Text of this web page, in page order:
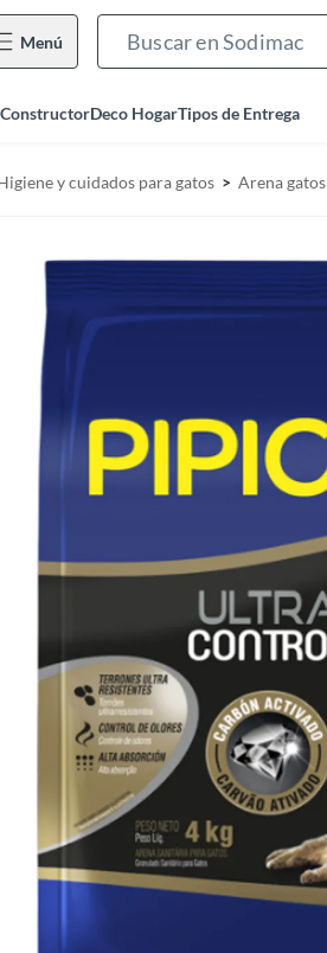
Menú
ConstructorDeco HogarTipos de Entrega
y cuidados para gatos Arena gatos